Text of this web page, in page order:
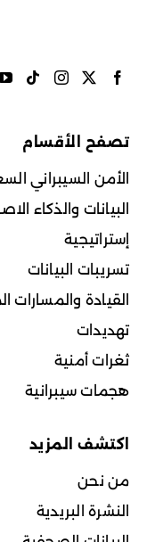
تصفح الأقسام
الأمن السيبراني
البيانات والذكاء
إستراتيجية
تسريبات البيانات
القيادة والمسارات
تهديدات
ثغرات أمنية
هجمات سيبرانية
اكتشف المزيد
من نحن
النشرة البريدية